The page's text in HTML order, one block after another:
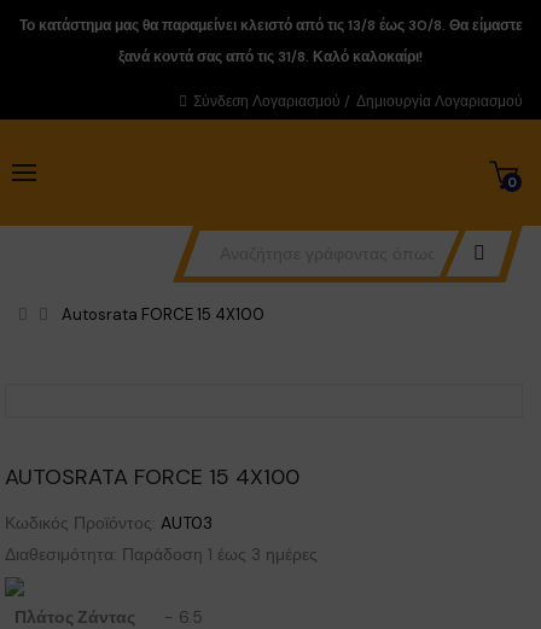
Το κατάστημα μας θα παραμείνει κλειστό από τις 13/8 έως 30/8. Θα είμαστε
ξανά κοντά σας από τις 31/8. Καλό καλοκαίρι!
Σύνδεση Λογαριασμού / Δημιουργία Λογαριασμού
0
Autosrata FORCE 15 4X100
AUTOSRATA FORCE 15 4X100
Κωδικός Προϊόντος:AUT03
Διαθεσιμότητα: Παράδοση 1 έως 3 ημέρες
Πλάτος Ζάντας - 6.5